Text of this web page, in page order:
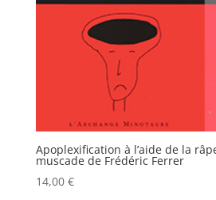
Apoplexification à l’aide de la
muscade de Frédéric Ferrer
14,00 €